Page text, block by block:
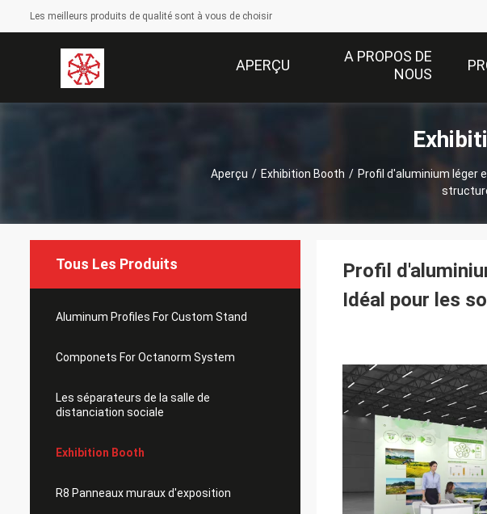
Les meilleurs produits de qualité sont à vous de choisir
APERÇU
A PROPOS DE
NOUS
Aperçu / Exhibition Booth / Profil d'aluminium léger
Tous Les Produits
Aluminum Profiles For Custom Stand
Componets For Octanorm System
Les séparateurs de la salle de
distanciation sociale
Exhibition Booth
R8 Panneaux muraux d'exposition
Profil
Idéal pour les